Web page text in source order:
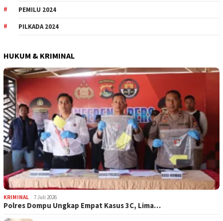
PEMILU 2024
PILKADA 2024
HUKUM & KRIMINAL
KRIMINAL 7 Juli 2026
Polres Dompu Ungkap Empat Kasus 3C, Lima…